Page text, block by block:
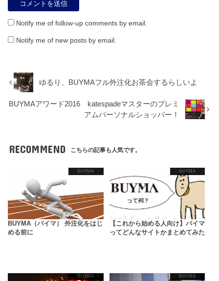
Notify me of follow-up comments by email.
Notify me of new posts by email.
ゆるり、BUYMAフル外注化お茶会するらしいよ
BUYMAアワード2016 katespadeマスターのプレミ
アムパーソナルショッパー！
RECOMMEND こちらの記事も人気です。
BUYMA
BUYMA（バイマ） 外注化をはじ
める前に
BUYMA
【これから始める人向け】バイマ
ってどんなサイトかまとめてみた
BUYMA BUYMA